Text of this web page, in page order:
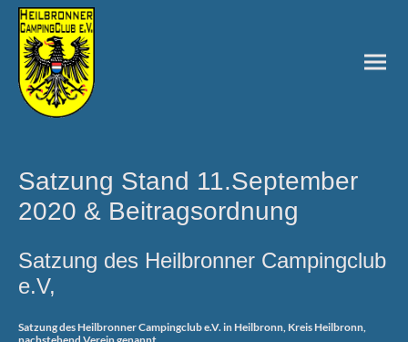
Satzung Stand 11.September
2020 & Beitragsordnung
Satzung des Heilbronner Campingclub
e.V,
Satzung des Heilbronner Campingclub e.V. in Heilbronn, Kreis Heilbronn,